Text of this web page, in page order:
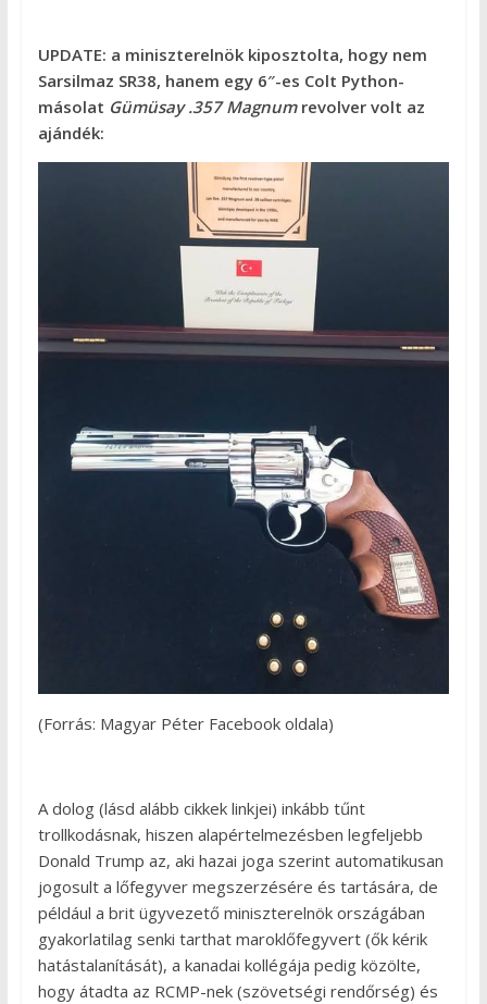
UPDATE: a miniszterelnök kiposztolta, hogy nem
Sarsilmaz SR38, hanem egy 6″-es Colt Python-
másolat Gümüsay .357 Magnumrevolver volt az
ajándék:
(Forrás: Magyar Péter Facebook oldala)
A dolog (lásd alább cikkek linkjei) inkább tűnt
trollkodásnak, hiszen alapértelmezésben legfeljebb
Donald Trump az, aki hazai joga szerint automatikusan
jogosult a lőfegyver megszerzésére és tartására, de
például a brit ügyvezető miniszterelnök országában
gyakorlatilag senki tarthat maroklőfegyvert (ők kérik
hatástalanítását), a kanadai kollégája pedig közölte,
hogy átadta az RCMP-nek (szövetségi rendőrség) és